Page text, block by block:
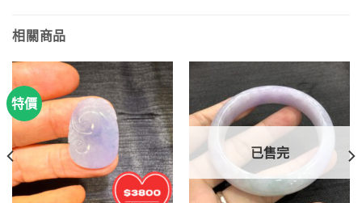
相關商品
特價
已售完